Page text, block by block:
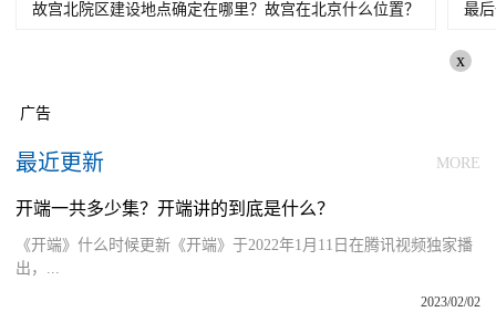
故宫北院区建设地点确定在哪里？故宫在北京什么位置？ 最
x
广告
最近更新 MORE
开端一共多少集？开端讲的到底是什么？
《开端》什么时候更新《开端》于2022年1月11日在腾讯视频独家播
出，...
2023/02/02